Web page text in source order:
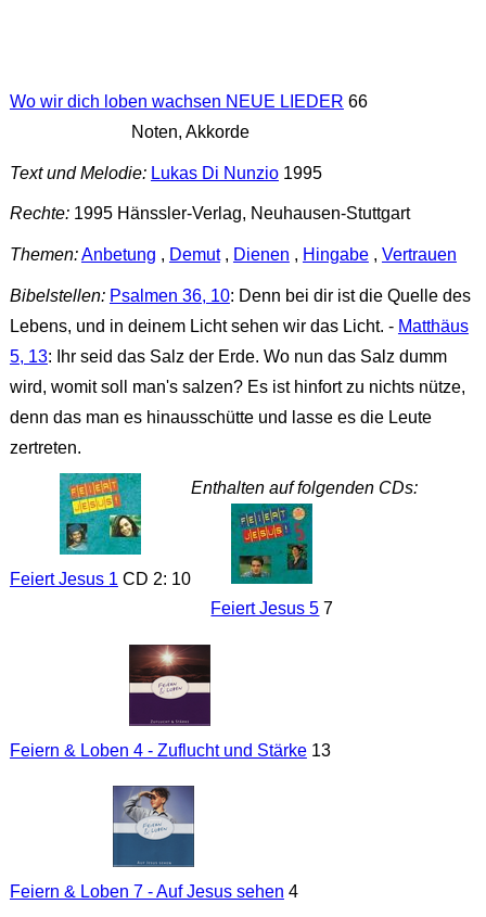
Wo wir dich loben wachsen NEUE LIEDER 66
Noten, Akkorde
Text und Melodie: Lukas Di Nunzio1995
Rechte:1995 Hänssler-Verlag, Neuhausen-Stuttgart
Themen:Anbetung , Demut, Dienen , Hingabe, Vertrauen
Bibelstellen: Psalmen 36, 10: Denn bei dir ist die Quelle des
Lebens, und in deinem Licht sehen wir das Licht. - Matthäus
5, 13: Ihr seid das Salz der Erde. Wo nun das Salz dumm
wird, womit soll man's salzen? Es ist hinfort zu nichts nütze,
denn das man es hinausschütte und lasse es die Leute
zertreten.
Enthalten auf folgenden CDs:
Feiert Jesus 1 CD 2: 10
Feiert Jesus 5 7
Feiern & Loben 4 - Zuflucht und Stärke13
Feiern & Loben 7 - Auf Jesus sehen 4